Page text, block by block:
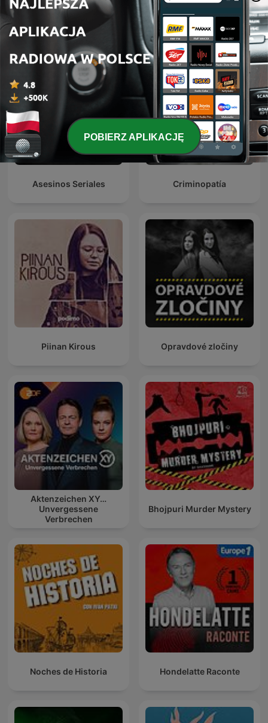
Asesinos Seriales Criminopatía
Piinan Kirous Opravdové zločiny
Aktenzeichen XY…
Unvergessene
Verbrechen
Bhojpuri Murder Mystery
Noches de Historia Hondelatte Raconte
POBIERZ APLIKACJĘ